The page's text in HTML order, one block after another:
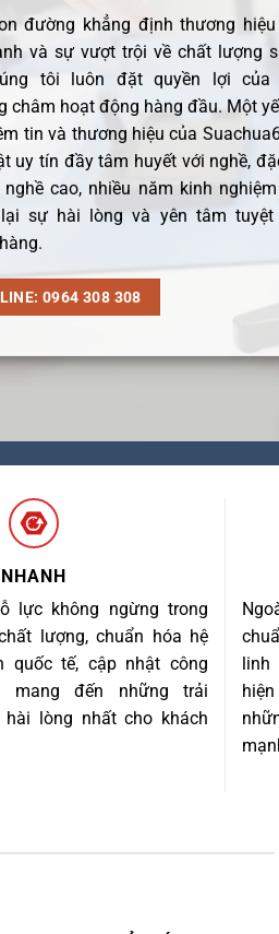
đường khẳng định thương
và sự vượt trội về chất lượng
tôi luôn đặt quyền lợi của
châm hoạt động hàng đầu. Một
tin và thương hiệu của
uy tín đầy tâm huyết với nghề,
cao, nhiều năm kinh
sự hài lòng và yên tâm
0964 308 308
NHANH
lực không ngừng trong
lượng, chuẩn hóa hệ
quốc tế, cập nhật công
mang đến những trải
hài lòng nhất cho khách
linh